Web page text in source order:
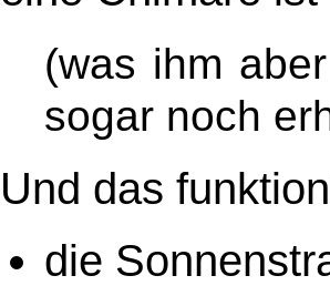
(was ihm
sogar noch
Und das
die